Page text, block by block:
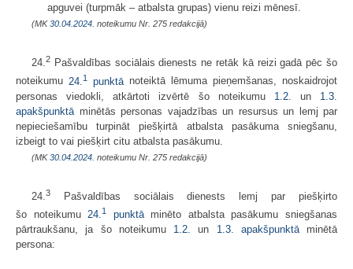
apguvei (turpmāk – atbalsta grupas) vienu reizi mēnesī.
(MK30.04.2024. noteikumu Nr. 275 redakcijā)
24.2 Pašvaldības sociālais dienests ne retāk kā reizi gadā pēc šo
noteikumu 24. 1 punktā noteiktā lēmuma pieņemšanas, noskaidrojot
personas viedokli, atkārtoti izvērtē šo noteikumu 1.2. un 1.3.
apakšpunktā minētās personas vajadzības un resursus un lemj par
nepieciešamību turpināt piešķirtā atbalsta pasākuma sniegšanu,
izbeigt to vai piešķirt citu atbalsta pasākumu.
(MK30.04.2024. noteikumu Nr. 275 redakcijā)
24.3
Pašvaldības sociālais dienests lemj par piešķirto
šo noteikumu24.1 punktāminēto atbalsta pasākumu sniegšanas
pārtraukšanu, ja šo noteikumu 1.2. un 1.3. apakšpunktāminētā
persona: